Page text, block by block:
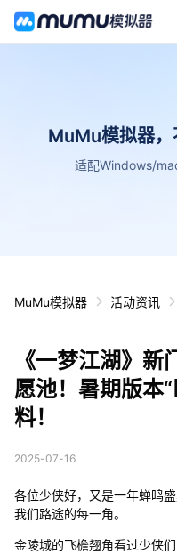
MuMu模拟器，
适配Windows/
MuMu模拟器 活动资讯
《一梦江湖》
愿池！暑期版本
料！
2025-07-16
各位少侠好，又是一年蝉鸣
我们路途的每一角。
金陵城的飞檐翘角看过少侠